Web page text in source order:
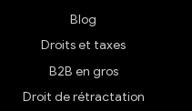
Blog
Droits et taxes
B2B en gros
Droit de rétractation